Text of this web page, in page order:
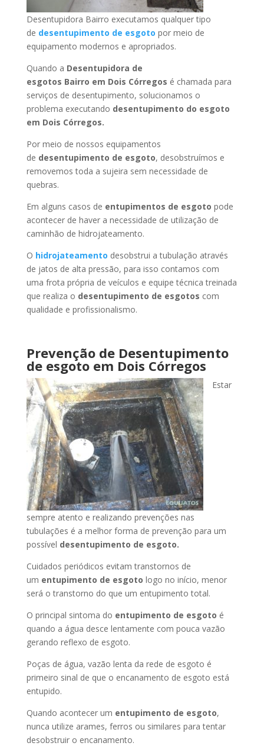
Desentupidora Bairro executamos qualquer tipo
de desentupimento de esgoto por meio de
equipamento modernos e apropriados.
Quando a Desentupidora de
esgotos Bairro em Dois Córregos é chamada para
serviços de desentupimento, solucionamos o
problema executando desentupimento do esgoto
em Dois Córregos.
Por meio de nossos equipamentos
de desentupimento de esgoto, desobstruímos e
removemos toda a sujeira sem necessidade de
quebras.
Em alguns casos de entupimentos de esgoto pode
acontecer de haver a necessidade de utilização de
caminhão de hidrojateamento.
O hidrojateamento desobstrui a tubulação através
de jatos de alta pressão, para isso contamos com
uma frota própria de veículos e equipe técnica treinada
que realiza o desentupimento de esgotos com
qualidade e profissionalismo.
Prevenção de Desentupimento
de esgoto em Dois Córregos
Estar
sempre atento e realizando prevenções nas
tubulações é a melhor forma de prevenção para um
possível desentupimento de esgoto.
Cuidados periódicos evitam transtornos de
um entupimento de esgoto logo no início, menor
será o transtorno do que um entupimento total.
O principal sintoma do entupimento de esgoto é
quando a água desce lentamente com pouca vazão
gerando reflexo de esgoto.
Poças de água, vazão lenta da rede de esgoto é
primeiro sinal de que o encanamento de esgoto está
entupido.
Quando acontecer um entupimento de esgoto,
nunca utilize arames, ferros ou similares para tentar
desobstruir o encanamento.